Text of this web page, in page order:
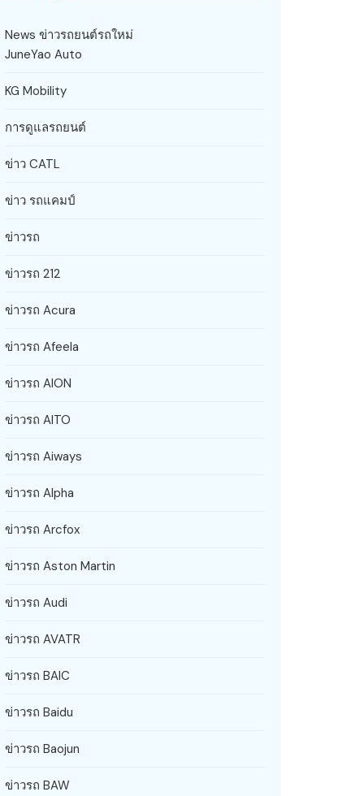
News ข่าวรถยนต์รถใหม่
JuneYao Auto
KG Mobility
การดูแลรถยนต์
ข่าว CATL
ข่าว รถแคมป์
ข่าวรถ
ข่าวรถ 212
ข่าวรถ Acura
ข่าวรถ Afeela
ข่าวรถ AION
ข่าวรถ AITO
ข่าวรถ Aiways
ข่าวรถ Alpha
ข่าวรถ Arcfox
ข่าวรถ Aston Martin
ข่าวรถ Audi
ข่าวรถ AVATR
ข่าวรถ BAIC
ข่าวรถ Baidu
ข่าวรถ Baojun
ข่าวรถ BAW